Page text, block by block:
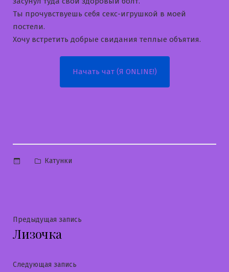
Ты прочувствуешь себя секс-игрушкой в моей
постели.
Хочу встретить добрые свидания теплые объятия.
Начать чат (Я ONLINE!)
Опубликовано
Катунки
Навигация
по
записям
Предыдущая запись
Лизочка
Следующая запись